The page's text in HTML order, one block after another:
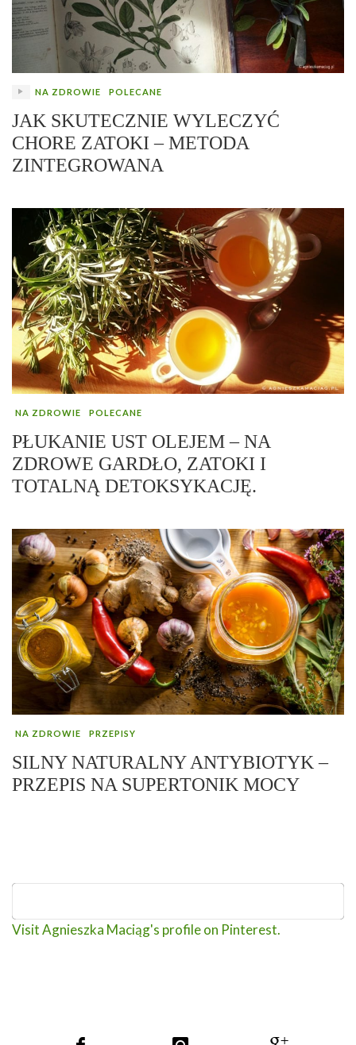
NA ZDROWIE POLECANE
JAK SKUTECZNIE WYLECZYĆ
CHORE ZATOKI – METODA
ZINTEGROWANA
NA ZDROWIE POLECANE
PŁUKANIE UST OLEJEM – NA
ZDROWE GARDŁO, ZATOKI I
TOTALNĄ DETOKSYKACJĘ.
NA ZDROWIE PRZEPISY
SILNY NATURALNY ANTYBIOTYK –
PRZEPIS NA SUPERTONIK MOCY
Visit Agnieszka Maciąg's profile on Pinterest.